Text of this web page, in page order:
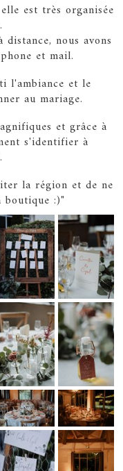
est très organisée
nous avons
et mail.
l'ambiance et le
au mariage.
et grâce à
s'identifier à
la région et de ne
:)"